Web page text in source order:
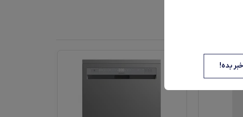
بده!